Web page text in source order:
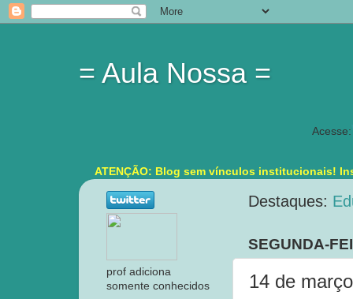
= Aula Nossa =
Acesse:
ATENÇÃO: Blog sem vínculos institucionais!
Destaques:
SEGUNDA-
14 de
prof adiciona
somente conhecidos